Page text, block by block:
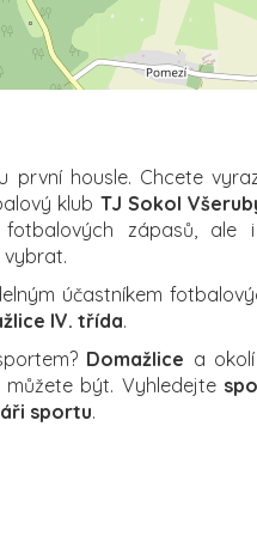
první housle. Chcete
klub TJ Sokol
zápasů, ale
vybrat.
účastníkem
IV. třída.
Domažlice a
být. Vyhledejte
sportu.